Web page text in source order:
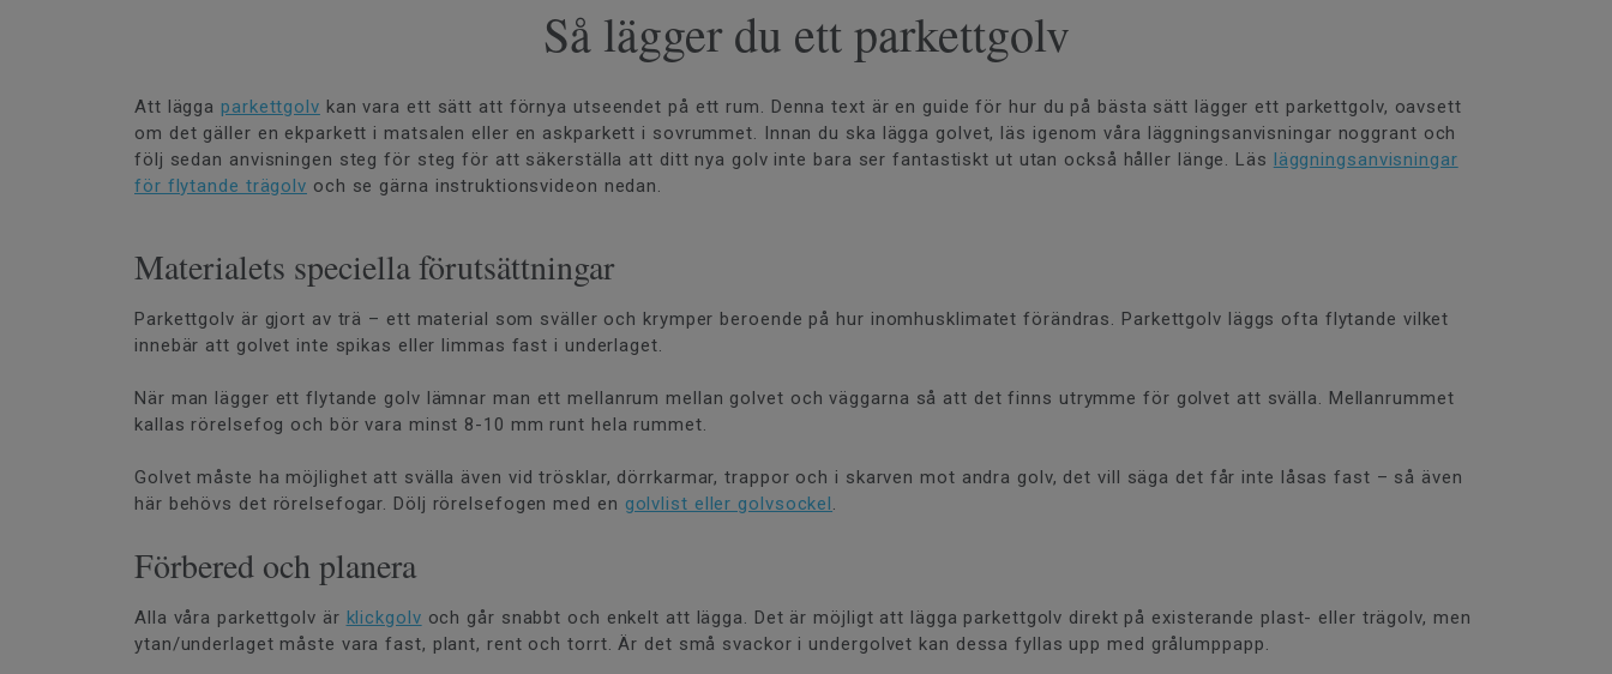
Så lägger du ett parkettgolv
Att lägga parkettgolv kan vara ett sätt att förnya utseendet på ett rum. Denna text är en guide för hur du på bästa sätt lägger ett parkettgolv, oavsett
om det gäller en ekparkett i matsalen eller en askparkett i sovrummet. Innan du ska lägga golvet, läs igenom våra läggningsanvisningar noggrant och
följ sedan anvisningen steg för steg för att säkerställa att ditt nya golv inte bara ser fantastiskt ut utan också håller länge. Läs
läggningsanvisningar
för flytande trägolv och se gärna instruktionsvideon nedan.
Materialets speciella förutsättningar
Parkettgolv är gjort av trä – ett material som sväller och krymper beroende på hur inomhusklimatet förändras. Parkettgolv läggs ofta flytande vilket
innebär att golvet inte spikas eller limmas fast i underlaget.
När man lägger ett flytande golv lämnar man ett mellanrum mellan golvet och väggarna så att det finns utrymme för golvet att svälla. Mellanrummet
kallas rörelsefog och bör vara minst 8-10 mm runt hela rummet.
Golvet måste ha möjlighet att svälla även vid trösklar, dörrkarmar, trappor och i skarven mot andra golv, det vill säga det får inte låsas fast – så även
här behövs det rörelsefogar. Dölj rörelsefogen med en golvlist eller golvsockel .
Förbered och planera
Alla våra parkettgolv är klickgolv och går snabbt och enkelt att lägga. Det är möjligt att lägga parkettgolv direkt på existerande plast- eller trägolv, men
ytan/underlaget måste vara fast, plant, rent och torrt. Är det små svackor i undergolvet kan dessa fyllas upp med grålumppapp.